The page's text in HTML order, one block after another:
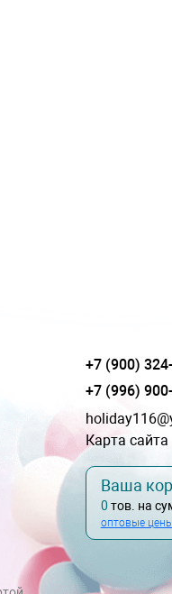
+7 (900)
+7 (996)
Карта сайта
Ваша
0 тов. на
оптовые цены